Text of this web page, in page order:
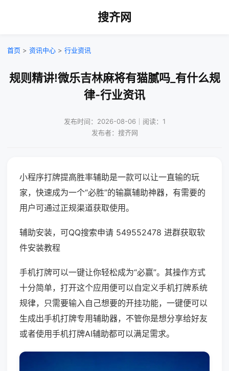
搜齐网
首页 > 资讯中心 > 行业资讯
规则精讲!微乐吉林麻将有猫腻吗_有什么规
律-行业资讯
发布时间：2026-08-06｜阅读：1
发布者：搜齐网
小程序打牌提高胜率辅助是一款可以让一直输的玩
家，快速成为一个“必胜”的输赢辅助神器，有需要的
用户可通过正规渠道获取使用。
辅助安装，可QQ搜索申请 549552478 进群获取软
件安装教程
手机打牌可以一键让你轻松成为“必赢”。其操作方式
十分简单，打开这个应用便可以自定义手机打牌系统
规律，只需要输入自己想要的开挂功能，一键便可以
生成出手机打牌专用辅助器，不管你是想分享给好友
或者使用手机打牌AI辅助都可以满足需求。